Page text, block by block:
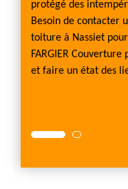
protégé des
Besoin de contacter
toiture à Nassiet
FARGIER
et faire un état des